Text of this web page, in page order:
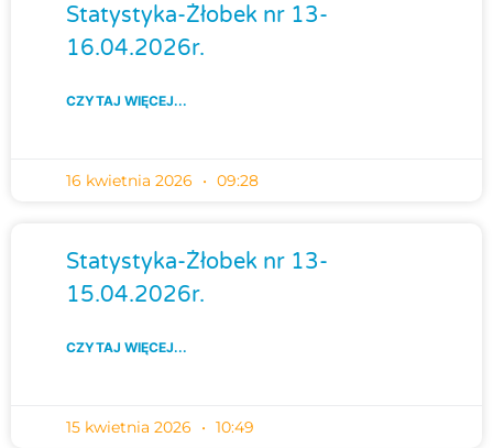
Statystyka-Żłobek nr 13-
16.04.2026r.
CZYTAJ WIĘCEJ...
16 kwietnia 2026 09:28
Statystyka-Żłobek nr 13-
15.04.2026r.
CZYTAJ WIĘCEJ...
15 kwietnia 2026 10:49